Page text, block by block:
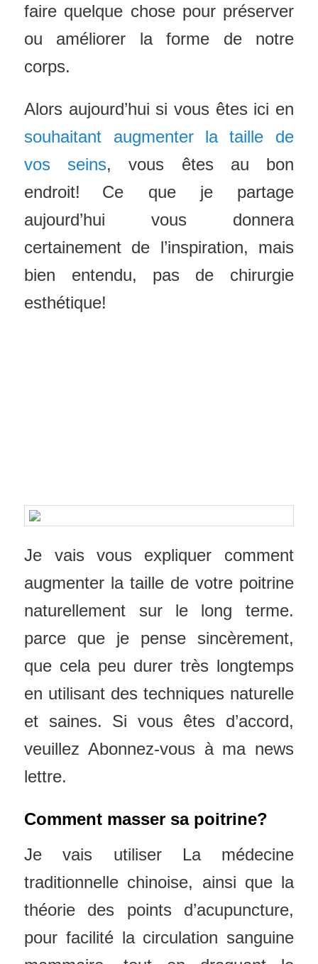
faire quelque chose pour préserver
ou améliorer la forme de notre
corps.
Alors aujourd’hui si vous êtes ici en
souhaitant augmenter la taille de
vos seins, vous êtes au bon
endroit!
Ce que je partage
aujourd’hui vous donnera
certainement de l’inspiration, mais
bien entendu, pas de chirurgie
esthétique!
Je vais vous expliquer comment
augmenter la taille de votre poitrine
naturellement sur le long terme.
parce que je pense sincèrement,
que cela peu durer très longtemps
en utilisant des techniques naturelle
et saines. Si vous êtes d’accord,
veuillez Abonnez-vous à ma news
lettre.
Comment masser sa poitrine?
Je vais utiliser La médecine
traditionnelle chinoise, ainsi que la
théorie des points d’acupuncture,
pour facilité la circulation sanguine